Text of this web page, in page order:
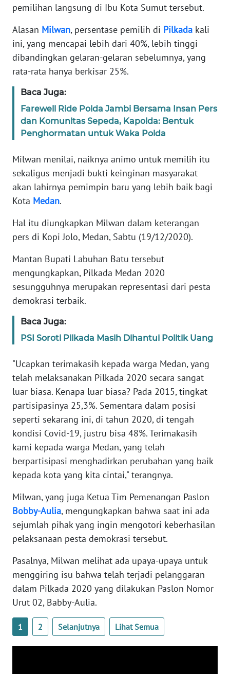
pemilihan langsung di Ibu Kota Sumut tersebut.
Alasan Milwan, persentase pemilih di Pilkada kali
ini, yang mencapai lebih dari 40%, lebih tinggi
dibandingkan gelaran-gelaran sebelumnya, yang
rata-rata hanya berkisar 25%.
Baca Juga:
Farewell Ride Polda Jambi Bersama Insan Pers
dan Komunitas Sepeda, Kapolda: Bentuk
Penghormatan untuk Waka Polda
Milwan menilai, naiknya animo untuk memilih itu
sekaligus menjadi bukti keinginan masyarakat
akan lahirnya pemimpin baru yang lebih baik bagi
Kota Medan.
Hal itu diungkapkan Milwan dalam keterangan
pers di Kopi Jolo, Medan, Sabtu (19/12/2020).
Mantan Bupati Labuhan Batu tersebut
mengungkapkan, Pilkada Medan 2020
sesungguhnya merupakan representasi dari pesta
demokrasi terbaik.
Baca Juga:
PSI Soroti Pilkada Masih Dihantui Politik Uang
"Ucapkan terimakasih kepada warga Medan, yang
telah melaksanakan Pilkada 2020 secara sangat
luar biasa. Kenapa luar biasa? Pada 2015, tingkat
partisipasinya 25,3%. Sementara dalam posisi
seperti sekarang ini, di tahun 2020, di tengah
kondisi Covid-19, justru bisa 48%. Terimakasih
kami kepada warga Medan, yang telah
berpartisipasi menghadirkan perubahan yang baik
kepada kota yang kita cintai," terangnya.
Milwan, yang juga Ketua Tim Pemenangan Paslon
Bobby-Aulia, mengungkapkan bahwa saat ini ada
sejumlah pihak yang ingin mengotori keberhasilan
pelaksanaan pesta demokrasi tersebut.
Pasalnya, Milwan melihat ada upaya-upaya untuk
menggiring isu bahwa telah terjadi pelanggaran
dalam Pilkada 2020 yang dilakukan Paslon Nomor
Urut 02, Babby-Aulia.
1 2 Selanjutnya Lihat Semua
INDEKS
KONTAK
KAMI
IKLAN
TENTANG
KAMI
PEDOMAN
MEDIA
SIBER
KARIR
DISCLAIMER
Wahana
News
WN
WN
JAKARTA
JABAR
WN
BANTEN
NTT
WN
KEPRI
WN
PAPUA
WN
BARAT